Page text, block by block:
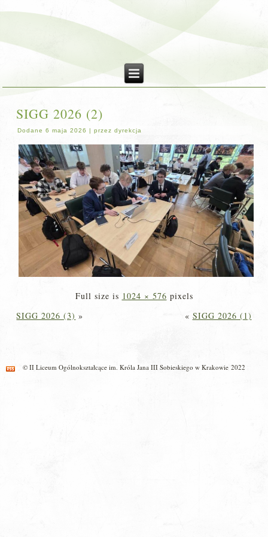
SIGG 2026 (2)
Dodane 6 maja 2026 |przez dyrekcja
Full size is 1024 × 576 pixels
SIGG 2026 (3) » « SIGG 2026 (1)
© II Liceum Ogólnokształcące im. Króla Jana III Sobieskiego w Krakowie 2022